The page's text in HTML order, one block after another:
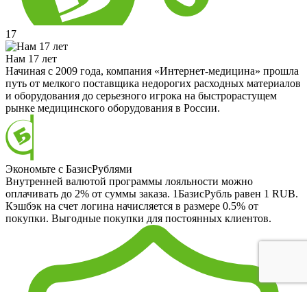
17
Нам 17 лет
Начиная с 2009 года, компания «Интернет-медицина» прошла
путь от мелкого поставщика недорогих расходных материалов
и оборудования до серьезного игрока на быстрорастущем
рынке медицинского оборудования в России.
Экономьте с БазисРублями
Внутренней валютой программы лояльности можно
оплачивать до 2% от суммы заказа. 1БазисРубль равен 1 RUB.
Кэшбэк на счет логина начисляется в размере 0.5% от
покупки. Выгодные покупки для постоянных клиентов.